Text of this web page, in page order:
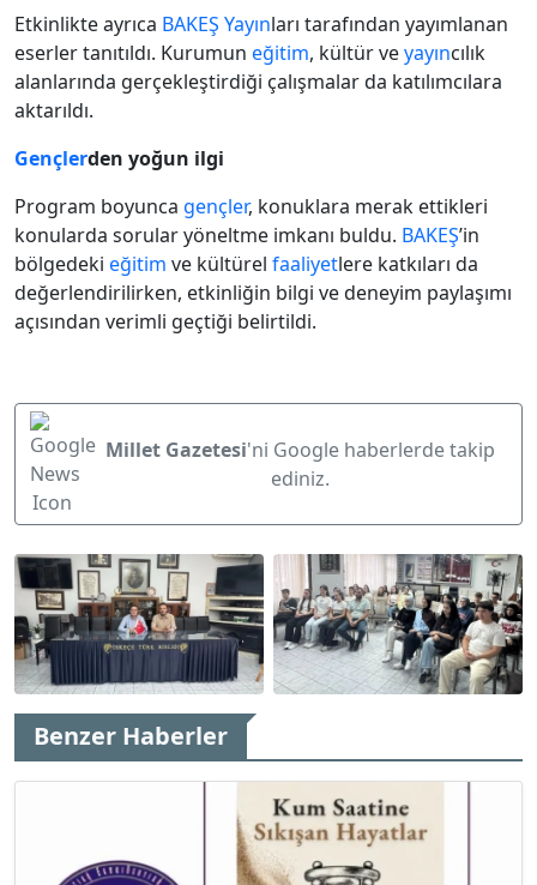
Etkinlikte ayrıca BAKEŞ Yayınları tarafından yayımlanan
eserler tanıtıldı. Kurumun eğitim, kültür veyayıncılık
alanlarında gerçekleştirdiği çalışmalar da katılımcılara
aktarıldı.
Gençlerden yoğun ilgi
Program boyunca gençler, konuklara merak ettikleri
konularda sorular yöneltme imkanı buldu. BAKEŞ’in
bölgedeki eğitim ve kültürel faaliyetlere katkıları da
değerlendirilirken, etkinliğin bilgi ve deneyim paylaşımı
açısından verimli geçtiği belirtildi.
Millet Gazetesi'ni Google haberlerde takip
ediniz.
Benzer Haberler